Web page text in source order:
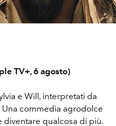
Video
TV+, 6 agosto)
e Will, interpretati da
Una commedia agrodolce
diventare qualcosa di più.